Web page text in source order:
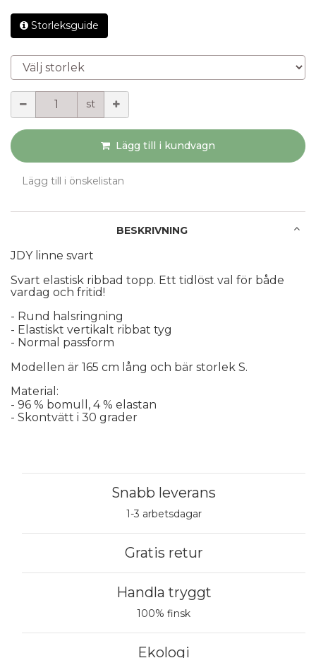
Storleksguide
Välj storlek
st
Lägg till i kundvagn
Lägg till i önskelistan
BESKRIVNING
JDY linne svart
Svart elastisk ribbad topp. Ett tidlöst val för både
vardag och fritid!
- Rund halsringning
- Elastiskt vertikalt ribbat tyg
- Normal passform
Modellen är 165 cm lång och bär storlek S.
Material:
- 96 % bomull, 4 % elastan
- Skontvätt i 30 grader
Snabb leverans
1-3 arbetsdagar
Gratis retur
Handla tryggt
100% finsk
Ekologi